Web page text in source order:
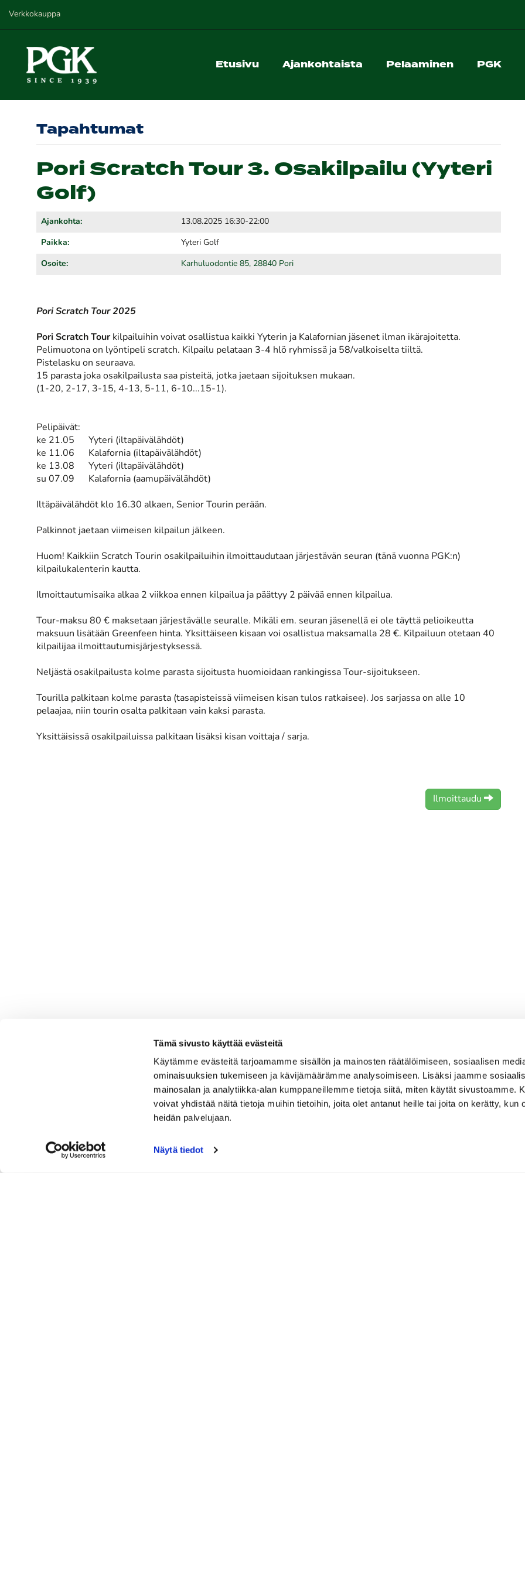
Tämä sivusto käyttää evästeitä
Käytämme evästeitä tarjoamamme sisällön ja mainosten räätälöimiseen, sosiaalisen
ominaisuuksien tukemiseen ja kävijämäärämme analysoimiseen. Lisäksi jaamme
mainosalan ja analytiikka-alan kumppaneillemme tietoja siitä, miten käytät sivustoamme.
voivat yhdistää näitä tietoja muihin tietoihin, joita olet antanut heille tai joita on kerätty, kun
heidän palvelujaan.
Näytä tiedot
Verkkokauppa
Etusivu Ajankohtaista Pelaaminen PGK
Tapahtumat
Pori Scratch Tour 3. Osakilpailu (Yyteri
Golf)
Ajankohta: 13.08.2025 16:30-22:00
Paikka: Yyteri Golf
Osoite: Karhuluodontie 85, 28840 Pori
Pori Scratch Tour 2025
Pori Scratch Tour kilpailuihin voivat osallistua kaikki Yyterin ja Kalafornian jäsenet ilman ikärajoitetta.
Pelimuotona on lyöntipeli scratch. Kilpailu pelataan 3-4 hlö ryhmissä ja 58/valkoiselta tiiltä.
Pistelasku on seuraava.
15 parasta joka osakilpailusta saa pisteitä, jotka jaetaan sijoituksen mukaan.
(1-20, 2-17, 3-15, 4-13, 5-11, 6-10...15-1).
Pelipäivät:
ke 21.05 Yyteri (iltapäivälähdöt)
ke 11.06 Kalafornia (iltapäivälähdöt)
ke 13.08 Yyteri (iltapäivälähdöt)
su 07.09 Kalafornia (aamupäivälähdöt)
Iltäpäivälähdöt klo 16.30 alkaen, Senior Tourin perään.
Palkinnot jaetaan viimeisen kilpailun jälkeen.
Huom! Kaikkiin Scratch Tourin osakilpailuihin ilmoittaudutaan järjestävän seuran (tänä vuonna PGK:n)
kilpailukalenterin kautta.
Ilmoittautumisaika alkaa 2 viikkoa ennen kilpailua ja päättyy 2 päivää ennen kilpailua.
Tour-maksu 80 € maksetaan järjestävälle seuralle. Mikäli em. seuran jäsenellä ei ole täyttä pelioikeutta
maksuun lisätään Greenfeen hinta. Yksittäiseen kisaan voi osallistua maksamalla 28 €. Kilpailuun otetaan 40
kilpailijaa ilmoittautumisjärjestyksessä.
Neljästä osakilpailusta kolme parasta sijoitusta huomioidaan rankingissa Tour-sijoitukseen.
Tourilla palkitaan kolme parasta (tasapisteissä viimeisen kisan tulos ratkaisee). Jos sarjassa on alle 10
pelaajaa, niin tourin osalta palkitaan vain kaksi parasta.
Yksittäisissä osakilpailuissa palkitaan lisäksi kisan voittaja / sarja.
Ilmoittaudu